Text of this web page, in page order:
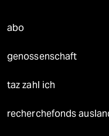
abo
genossenschaft
taz zahl ich
recherchefonds